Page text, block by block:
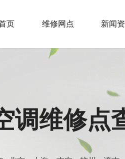
页 维修网点 新闻
调维修点